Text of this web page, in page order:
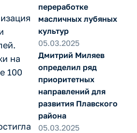
на
100
переработке
масличных лубяных
культур
05.03.2025
Дмитрий Миляев
определил ряд
приоритетных
направлений для
развития Плавского
района
05.03.2025